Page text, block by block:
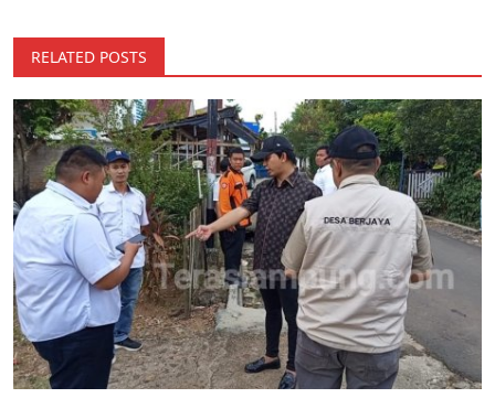
RELATED POSTS